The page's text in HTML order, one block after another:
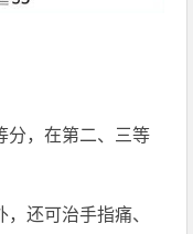
分，在第二、三等
，还可治手指痛、